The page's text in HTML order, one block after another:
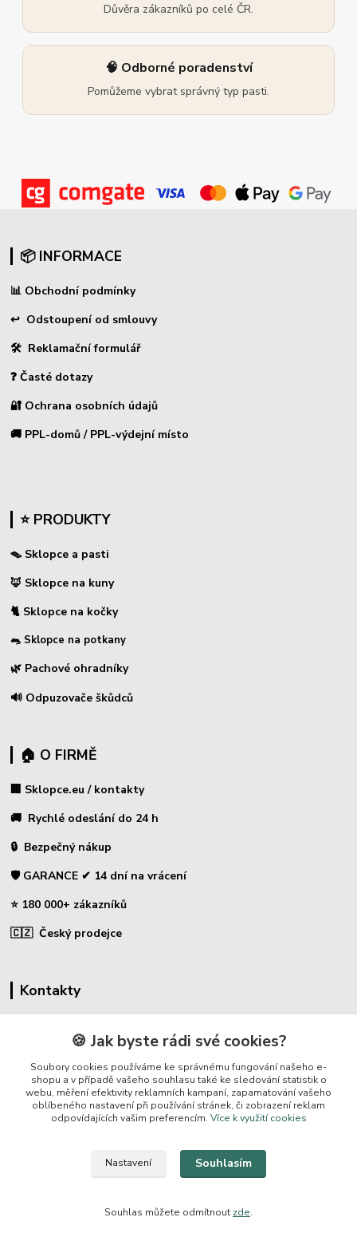
Důvěra zákazníků po celé ČR.
🧠 Odborné poradenství
Pomůžeme vybrat správný typ pasti.
📦 INFORMACE
📊 Obchodní podmínky
↩ Odstoupení od smlouvy
🛠 Reklamační formulář
❓ Časté dotazy
🔐 Ochrana osobních údajů
🚚 PPL-domů / PPL-výdejní místo
⭐ PRODUKTY
🪤 Sklopce a pasti
🦊 Sklopce na kuny
🐈 Sklopce na kočky
🐀 Sklopce na potkany
🌿 Pachové ohradníky
🔊 Odpuzovače škůdců
🏠 O FIRMĚ
🏢 Sklopce.eu / kontakty
🚚 Rychlé odeslání do 24 h
🔒 Bezpečný nákup
🛡️ GARANCE ✔ 14 dní na vrácení
⭐ 180 000+ zákazníků
🇨🇿 Český prodejce
Kontakty
🛡️ Zákaznická podpora
📞 728 007 997
⏰ Po-Pá | 7:00 - 13:30 |
info@repulse.cz
REPULSE s.r.o. | www.sklopce.eu | 2015-2026 © Hradec Králové
🍪 Jak byste rádi své cookies?
Soubory cookies používáme ke správnému fungování našeho e-
shopu a v případě vašeho souhlasu také ke sledování statistik o
webu, měření efektivity reklamních kampaní, zapamatování vašeho
oblíbeného nastavení při používání stránek, či zobrazení reklam
odpovídajících vašim preferencím. Více k využití cookies
Nastavení Souhlasím
Souhlas můžete odmítnout zde.